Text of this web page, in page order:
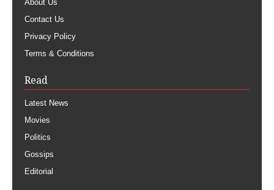
About Us
Contact Us
Privacy Policy
Terms & Conditions
Read
Latest News
Movies
Politics
Gossips
Editorial